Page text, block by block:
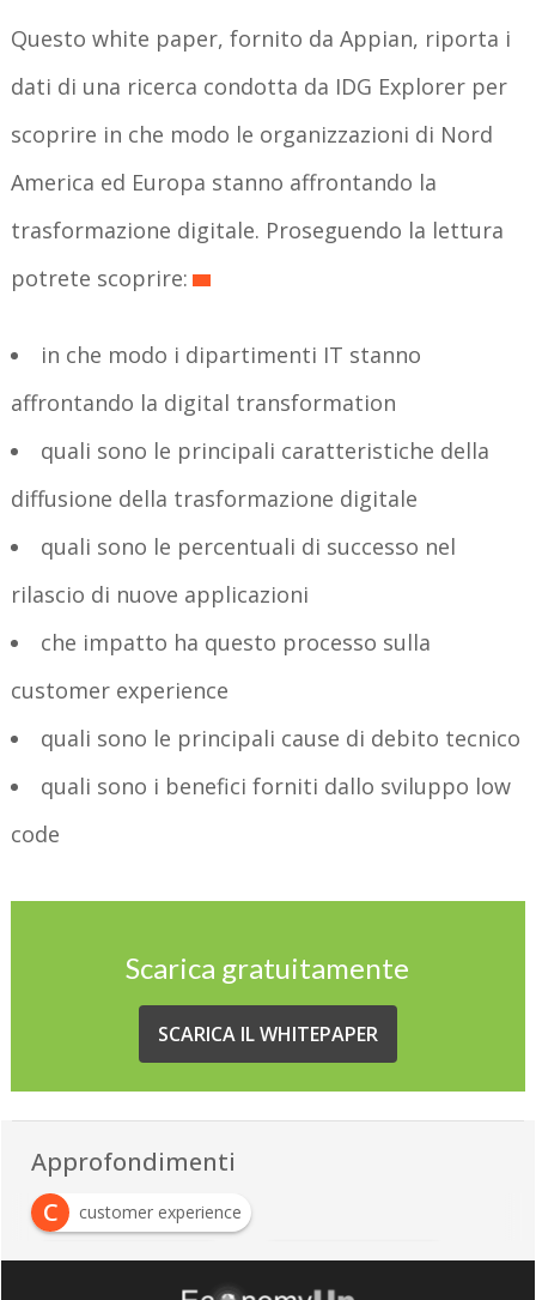
Questo white paper, fornito da Appian, riporta i
dati di una ricerca condotta da IDG Explorer per
scoprire in che modo le organizzazioni di Nord
America ed Europa stanno affrontando la
trasformazione digitale. Proseguendo la lettura
potrete scoprire:
in che modo i dipartimenti IT stanno
affrontando la digital transformation
quali sono le principali caratteristiche della
diffusione della trasformazione digitale
quali sono le percentuali di successo nel
rilascio di nuove applicazioni
che impatto ha questo processo sulla
customer experience
quali sono le principali cause di debito tecnico
quali sono i benefici forniti dallo sviluppo low
code
Scarica gratuitamente
SCARICA IL WHITEPAPER
Approfondimenti
C
customer experience
S sviluppo low code S sviluppo software